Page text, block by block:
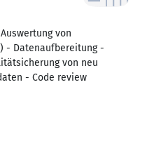
von
- Datenaufbereitung -
von neu
- Code review